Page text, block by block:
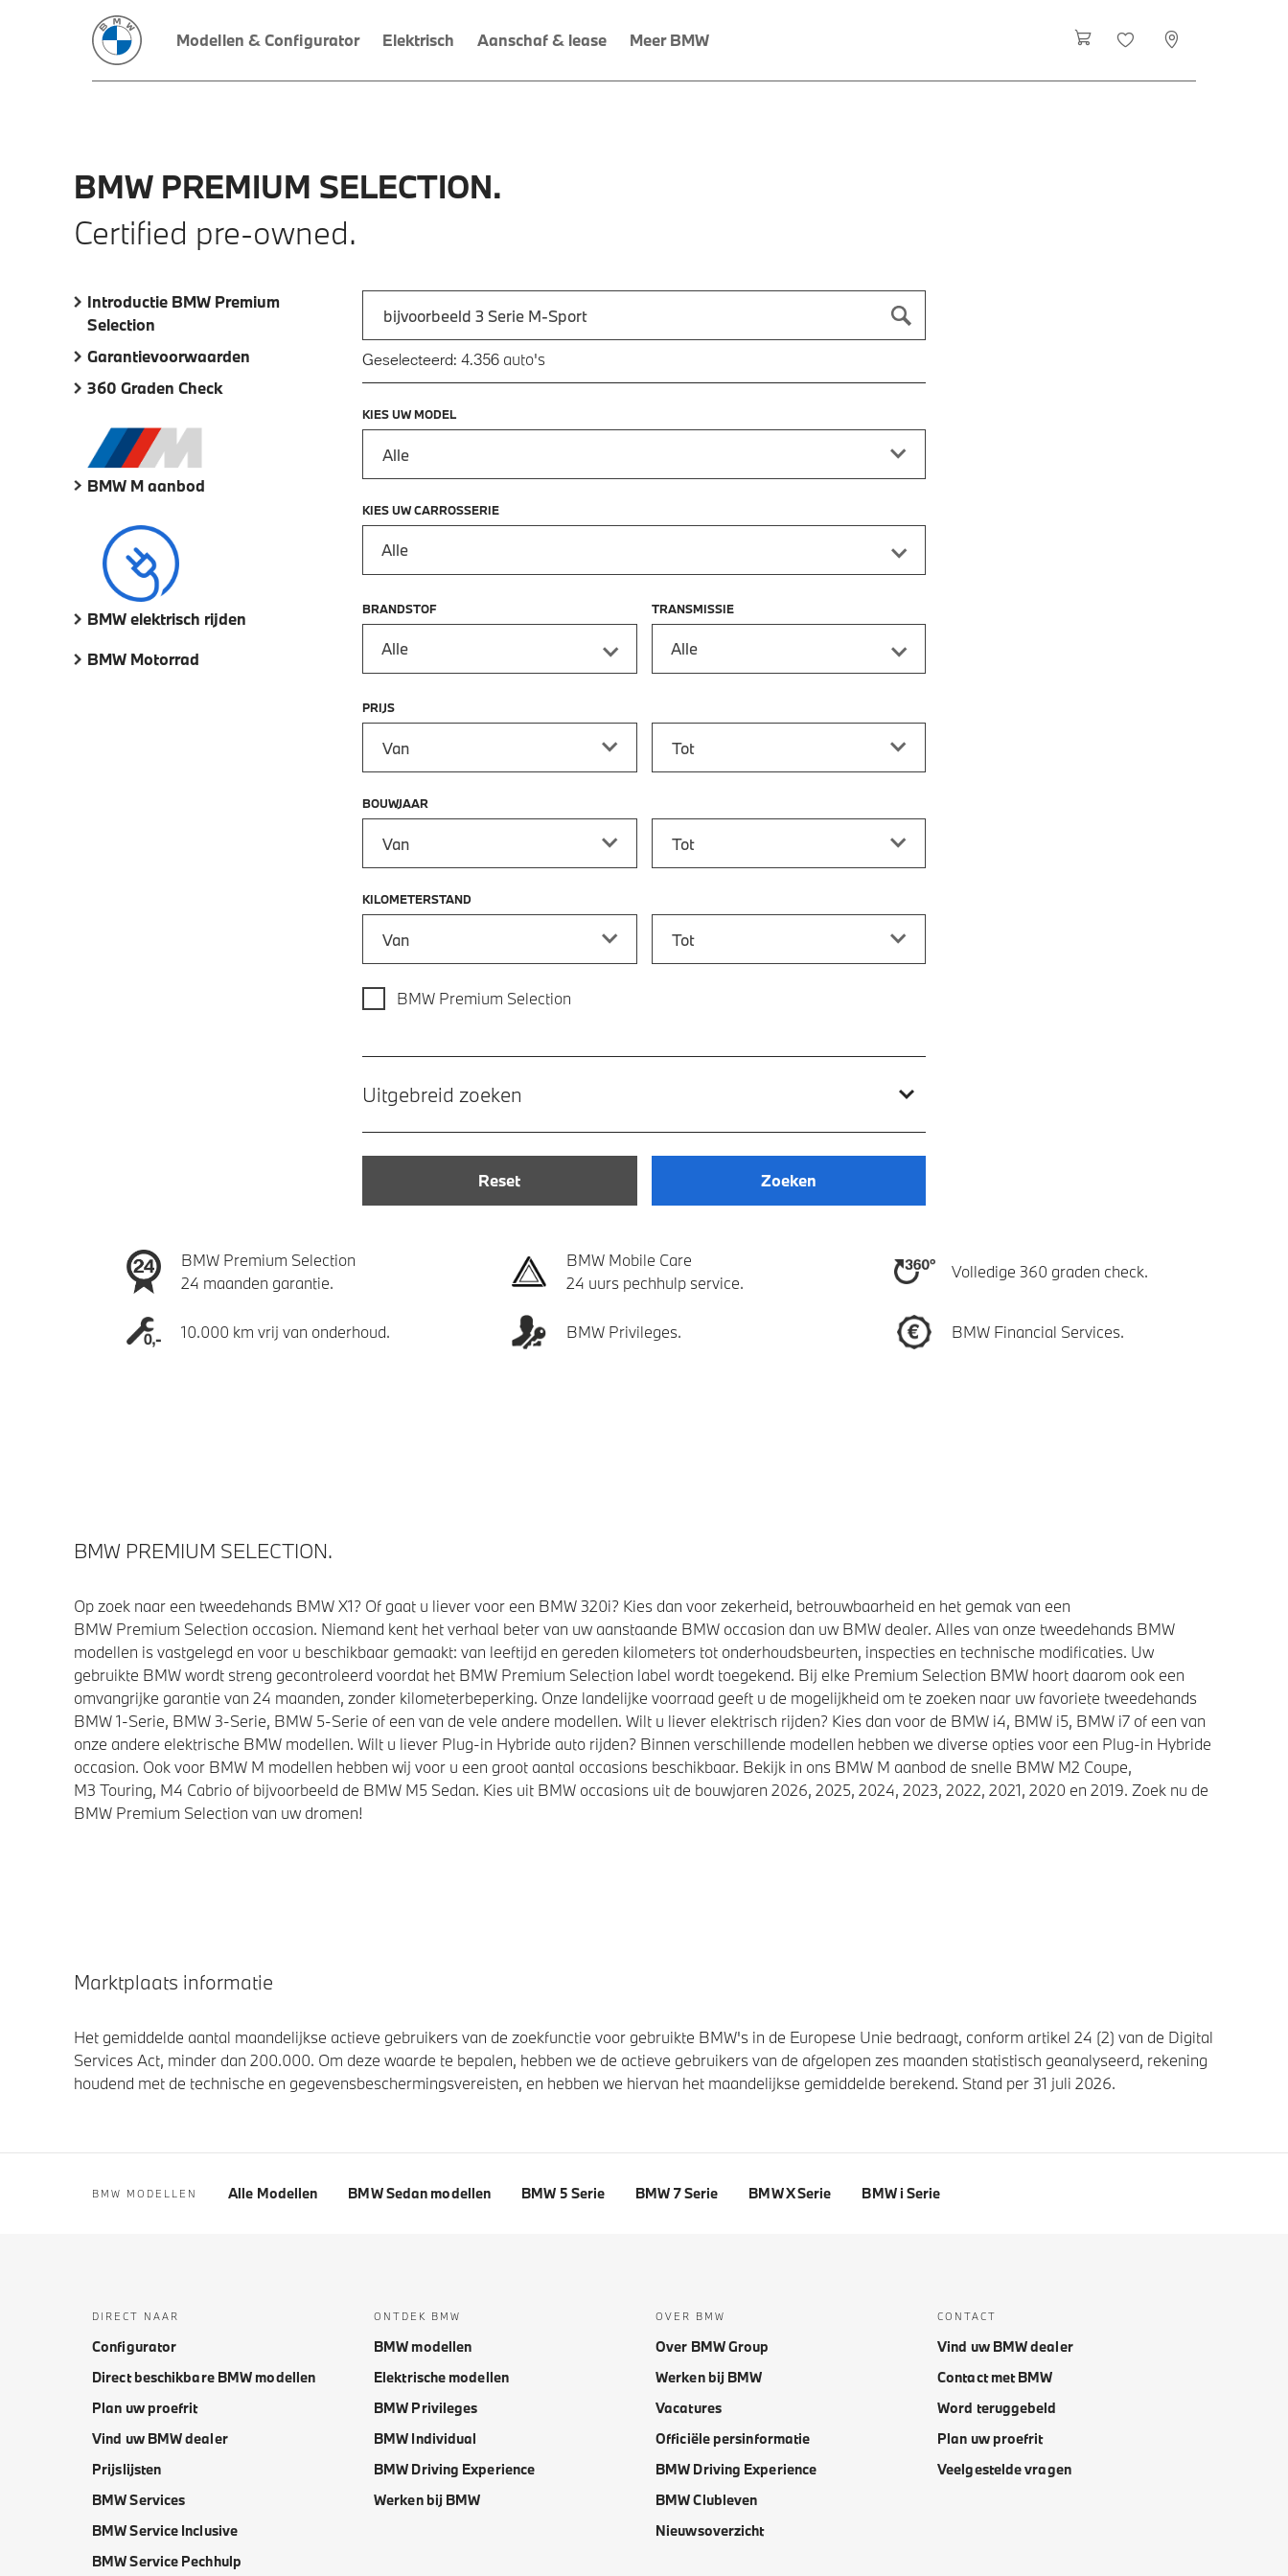
Modellen & Configurator Elektrisch Aanschaf & lease Meer BMW
BMW PREMIUM SELECTION.
Certified pre-owned.
Introductie BMW Premium
Selection
Garantievoorwaarden
360 Graden Check
BMW M aanbod
BMW elektrisch rijden
BMW Motorrad
Typ een automodel in en druk op enter om te zoeken
Geselecteerd: 4.356 auto's
KIES UW MODEL
KIES UW CARROSSERIE
Alle
BRANDSTOF
Alle
TRANSMISSIE
Alle
PRIJS
BOUWJAAR
KILOMETERSTAND
BMW Premium Selection
Uitgebreid zoeken
Reset Zoeken
BMW Premium Selection
24 maanden garantie.
BMW Mobile Care
24 uurs pechhulp service.
Volledige 360 graden check.
10.000 km vrij van onderhoud. BMW Privileges. BMW Financial Services.
BMW PREMIUM SELECTION.
Op zoek naar een tweedehands BMW X1? Of gaat u liever voor een BMW 320i? Kies dan voor zekerheid, betrouwbaarheid en het gemak van een
BMW Premium Selection occasion. Niemand kent het verhaal beter van uw aanstaande BMW occasion dan uw BMW dealer. Alles van onze tweedehands BMW
modellen is vastgelegd en voor u beschikbaar gemaakt: van leeftijd en gereden kilometers tot onderhoudsbeurten, inspecties en technische modificaties. Uw
gebruikte BMW wordt streng gecontroleerd voordat het BMW Premium Selection label wordt toegekend. Bij elke Premium Selection BMW hoort daarom ook een
omvangrijke garantie van 24 maanden, zonder kilometerbeperking. Onze landelijke voorraad geeft u de mogelijkheid om te zoeken naar uw favoriete tweedehands
BMW 1-Serie, BMW 3-Serie, BMW 5-Serie of een van de vele andere modellen. Wilt u liever elektrisch rijden? Kies dan voor de BMW i4, BMW i5, BMW i7 of een van
onze andere elektrische BMW modellen. Wilt u liever Plug-in Hybride auto rijden? Binnen verschillende modellen hebben we diverse opties voor een Plug-in Hybride
occasion. Ook voor BMW M modellen hebben wij voor u een groot aantal occasions beschikbaar. Bekijk in ons BMW M aanbod de snelle BMW M2 Coupe,
M3 Touring, M4 Cabrio of bijvoorbeeld de BMW M5 Sedan. Kies uit BMW occasions uit de bouwjaren 2026, 2025, 2024, 2023, 2022, 2021, 2020 en 2019. Zoek nu de
BMW Premium Selection van uw dromen!
Marktplaats informatie
Het gemiddelde aantal maandelijkse actieve gebruikers van de zoekfunctie voor gebruikte BMW's in de Europese Unie bedraagt, conform artikel 24 (2) van de Digital
Services Act, minder dan 200.000. Om deze waarde te bepalen, hebben we de actieve gebruikers van de afgelopen zes maanden statistisch geanalyseerd, rekening
houdend met de technische en gegevensbeschermingsvereisten, en hebben we hiervan het maandelijkse gemiddelde berekend. Stand per 31 juli 2026.
BMW MODELLEN Alle Modellen BMW Sedan modellen BMW 5 Serie BMW 7 Serie BMW X Serie BMW i Serie
DIRECT NAAR
Configurator
Direct beschikbare BMW modellen
Plan uw proefrit
Vind uw BMW dealer
Prijslijsten
BMW Services
BMW Service Inclusive
BMW Service Pechhulp
ONTDEK BMW
BMW modellen
Elektrische modellen
BMW Privileges
BMW Individual
BMW Driving Experience
Werken bij BMW
OVER BMW
Over BMW Group
Werken bij BMW
Vacatures
Officiële persinformatie
BMW Driving Experience
BMW Clubleven
Nieuwsoverzicht
CONTACT
Vind uw BMW dealer
Contact met BMW
Word teruggebeld
Plan uw proefrit
Veelgestelde vragen